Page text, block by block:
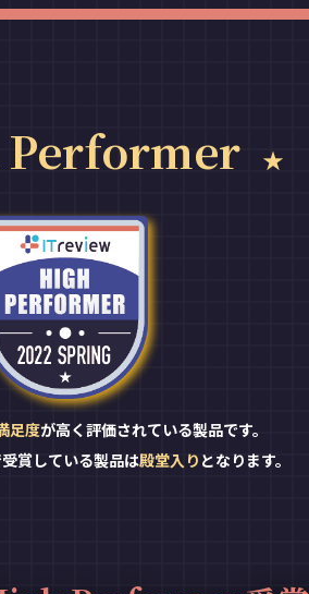
足度が高く評価されている製品です。
賞している製品は殿堂入り となります。